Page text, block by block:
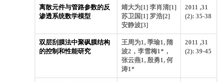
离散元件与管路参数的反
渗透系统数学模型
靖大为[1] 李肖清[1]
苏卫国[1] 罗浩[2]
安静波[3]
2011 ,31
(2): 35-38
双层刮膜法中聚砜膜结构
的控制和性能研究
王周为1, 季瑜1, 隋
波2，李雪梅1*，
张云燕1, 殷勇1, 何
涛1*
2011 ,31
(2): 39-45